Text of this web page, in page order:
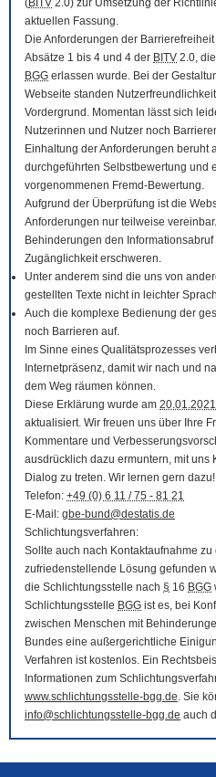
(BITV 2.0) zur Umsetzung der
aktuellen Fassung.
Die Anforderungen der
Absätze 1 bis 4 und 4 der BITV 2.0,
BGG erlassen wurde. Bei der
Webseite standen
Vordergrund. Momentan lässt sich
Nutzerinnen und Nutzer noch
Einhaltung der Anforderungen beruht
durchgeführten Selbstbewertung und
vorgenommenen Fremd-Bewertung.
Aufgrund der Überprüfung ist die
Anforderungen nur teilweise
Behinderungen den
Zugänglichkeit erschweren.
Unter anderem sind die uns von
gestellten Texte nicht in leichter
Auch die komplexe Bedienung der
noch Barrieren auf.
Im Sinne eines Qualitätsprozesses
Internetpräsenz, damit wir nach und
dem Weg räumen können.
Diese Erklärung wurde am 20.01.2021
aktualisiert. Wir freuen uns über Ihre
Kommentare und
ausdrücklich dazu ermuntern, mit uns
Dialog zu treten. Wir lernen gern dazu!
Telefon: +49 (0) 6 11 / 75 - 81 21
E-Mail : gbe-bund@destatis.de
Schlichtungsverfahren:
Sollte auch nach Kontaktaufnahme zu
zufriedenstellende Lösung gefunden
die Schlichtungsstelle nach § 16 BGG
Schlichtungsstelle BGG ist es, bei
zwischen Menschen mit
Bundes eine außergerichtliche
Verfahren ist kostenlos. Ein
Informationen zum
www.schlichtungsstelle-bgg.de. Sie
info@schlichtungsstelle-bgg.de auch